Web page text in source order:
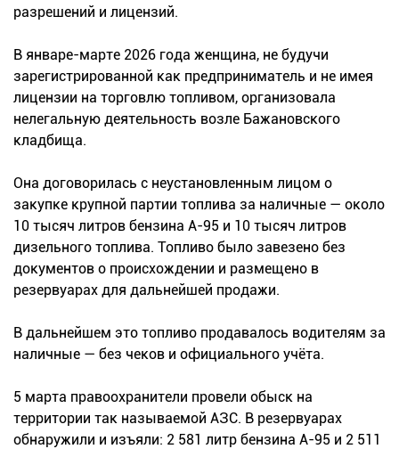
разрешений и лицензий.
В январе-марте 2026 года женщина, не будучи
зарегистрированной как предприниматель и не имея
лицензии на торговлю топливом, организовала
нелегальную деятельность возле Бажановского
кладбища.
Она договорилась с неустановленным лицом о
закупке крупной партии топлива за наличные — около
10 тысяч литров бензина А-95 и 10 тысяч литров
дизельного топлива. Топливо было завезено без
документов о происхождении и размещено в
резервуарах для дальнейшей продажи.
В дальнейшем это топливо продавалось водителям за
наличные — без чеков и официального учёта.
5 марта правоохранители провели обыск на
территории так называемой АЗС. В резервуарах
обнаружили и изъяли: 2 581 литр бензина А-95 и 2 511